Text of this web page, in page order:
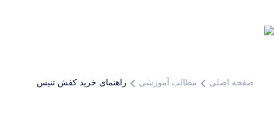
صفحه اصلی مطالب آموزشی راهنمای خرید کفش تنیس